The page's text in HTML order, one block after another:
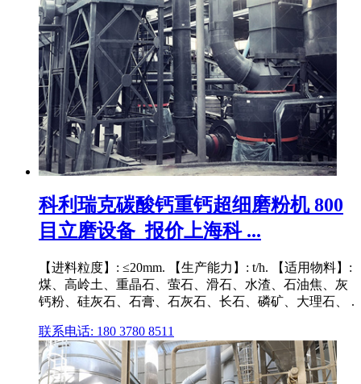
科利瑞克碳酸钙重钙超细磨粉机 800
目立磨设备_报价上海科 ...
【进料粒度】: ≤20mm. 【生产能力】: t/h. 【适用物料】:
煤、高岭土、重晶石、萤石、滑石、水渣、石油焦、灰
钙粉、硅灰石、石膏、石灰石、长石、磷矿、大理石、 .
联系电话: 180 3780 8511